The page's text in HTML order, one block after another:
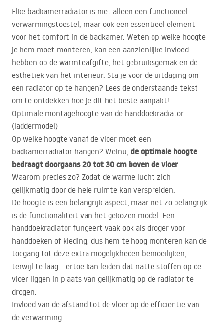
Elke badkamerradiator is niet alleen een functioneel
verwarmingstoestel, maar ook een essentieel element
voor het comfort in de badkamer. Weten op welke hoogte
je hem moet monteren, kan een aanzienlijke invloed
hebben op de warmteafgifte, het gebruiksgemak en de
esthetiek van het interieur. Sta je voor de uitdaging om
een radiator op te hangen? Lees de onderstaande tekst
om te ontdekken hoe je dit het beste aanpakt!
Optimale montagehoogte van de handdoekradiator
(laddermodel)
Op welke hoogte vanaf de vloer moet een
badkamerradiator hangen? Welnu, de optimale hoogte
bedraagt doorgaans 20 tot 30 cm boven de vloer.
Waarom precies zo? Zodat de warme lucht zich
gelijkmatig door de hele ruimte kan verspreiden.
De hoogte is een belangrijk aspect, maar net zo belangrijk
is de functionaliteit van het gekozen model. Een
handdoekradiator fungeert vaak ook als droger voor
handdoeken of kleding, dus hem te hoog monteren kan de
toegang tot deze extra mogelijkheden bemoeilijken,
terwijl te laag – ertoe kan leiden dat natte stoffen op de
vloer liggen in plaats van gelijkmatig op de radiator te
drogen.
Invloed van de afstand tot de vloer op de efficiëntie van
de verwarming